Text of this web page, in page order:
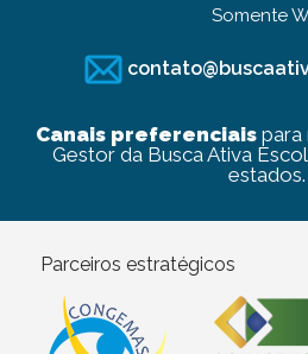
Somente
Canais preferenciaispara
Gestor da Busca Ativa
estados.
Parceiros estratégicos